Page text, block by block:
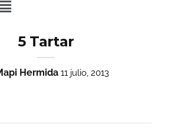
5 Tartar
Hermida 11 julio, 2013